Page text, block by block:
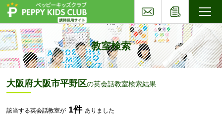
教室検索
大阪府大阪市平野区の英会話教室検索結果
該当する英会話教室が 1件 ありました